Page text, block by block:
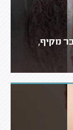
מקיף,